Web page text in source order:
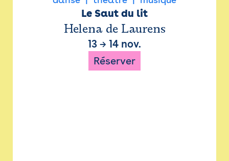
Le Saut du lit
Helena de Laurens
13 → 14 nov.
Réserver